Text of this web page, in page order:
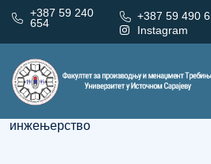
+387 59 240
654
+387 59 490
Instagram
Категорија:
инжењерство